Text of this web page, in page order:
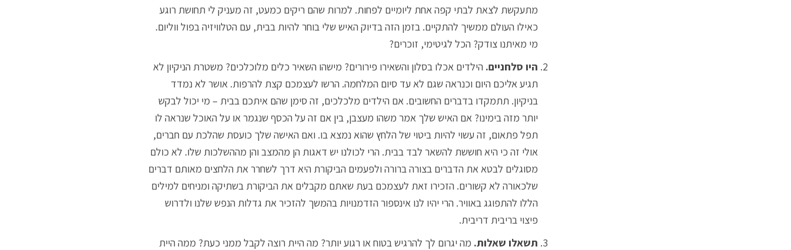
מתעקשת לצאת לבתי קפה אחת ליומיים לפחות. למרות שהם ריקים כמעט, זה מעניק לי תחושת רוגע
כאילו העולם ממשיך להתקיים. בזמן הזה בדיוק האיש שלי בוחר להיות בבית, עם הטלוויזיה בפול ווליום.
מי מאיתנו צודק? הכל לגיטימי, זוכרים?
היו סלחניים. הילדים אכלו בסלון והשאירו פירורים? מישהו השאיר כלים מלוכלכים? משטרת הניקיון לא
תגיע אליכם היום וכנראה שגם לא עד סיום המלחמה. הרשו לעצמכם קצת להרפות. אושר לא נמדד
בניקיון. תתמקדו בדברים החשובים. אם הילדים מלכלכים, זה סימן שהם איתכם בבית – מי יכול לבקש
יותר מזה בימינו? אם האיש שלך אמר משהו מעצבן, בין אם זה על הכסף שנגמר או על האוכל שנראה לו
תפל פתאום, זה עשוי להיות ביטוי של הלחץ שהוא נמצא בו. ואם האישה שלך כועסת שהלכת עם חברים,
אולי זה כי היא חוששת להשאר לבד בבית. הרי לכולנו יש דאגות הן מהמצב והן מההשלכות שלו. לא כולם
מסוגלים לבטא את הדברים בצורה ברורה ולפעמים הביקורת היא דרך לשחרר את הלחצים מאותם דברים
שלכאורה לא קשורים. הזכירו זאת לעצמכם בעת שאתם מקבלים את הביקורת בשתיקה ומניחים למילים
הללו להתפוגג באוויר. הרי יהיו לנו אינספור הזדמנויות בהמשך להזכיר את גדלות הנפש שלנו ולדרוש
פיצוי בריבית דריבית.
תשאלו שאלות. מה יגרום לך להרגיש בטוח או רגוע יותר? מה היית רוצה לקבל ממני כעת? ממה היית